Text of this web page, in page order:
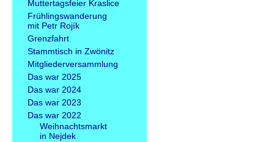
Muttertagsfeier Kraslice
Frühlingswanderung
mit Petr Rojík
Grenzfahrt
Stammtisch in Zwönitz
Mitgliederversammlung
Das war 2025
Das war 2024
Das war 2023
Das war 2022
Weihnachtsmarkt
in Nejdek